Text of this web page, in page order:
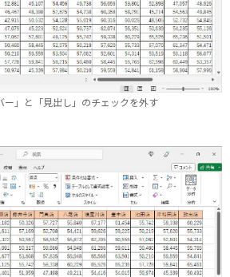
ー」と「見出し」のチェックを外す